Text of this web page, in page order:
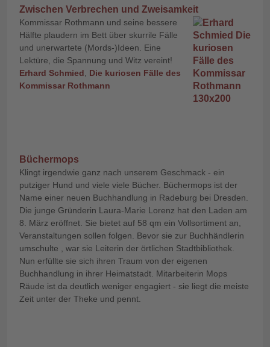
Zwischen Verbrechen und Zweisamkeit
Kommissar Rothmann und seine bessere
Hälfte plaudern im Bett über skurrile Fälle
und unerwartete (Mords-)Ideen. Eine
Lektüre, die Spannung und Witz vereint!
Erhard Schmied
Die kuriosen Fälle des
Kommissar Rothmann
Büchermops
Klingt irgendwie ganz nach unserem Geschmack - ein
putziger Hund und viele viele Bücher. Büchermops ist der
Name einer neuen Buchhandlung in Radeburg bei Dresden.
Die junge Gründerin Laura-Marie Lorenz hat den Laden am
8. März eröffnet. Sie bietet auf 58 qm ein Vollsortiment an,
Veranstaltungen sollen folgen. Bevor sie zur Buchhändlerin
umschulte , war sie Leiterin der örtlichen Stadtbibliothek.
Nun erfüllte sie sich ihren Traum von der eigenen
Buchhandlung in ihrer Heimatstadt. Mitarbeiterin Mops
Räude ist da deutlich weniger engagiert - sie liegt die meiste
Zeit unter der Theke und pennt.